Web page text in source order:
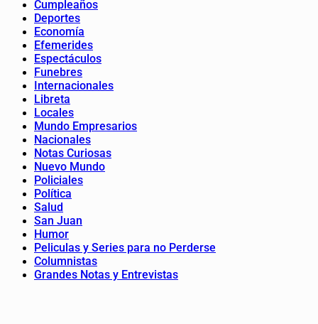
Cumpleaños
Deportes
Economía
Efemerides
Espectáculos
Funebres
Internacionales
Libreta
Locales
Mundo Empresarios
Nacionales
Notas Curiosas
Nuevo Mundo
Policiales
Política
Salud
San Juan
Humor
Peliculas y Series para no Perderse
Columnistas
Grandes Notas y Entrevistas